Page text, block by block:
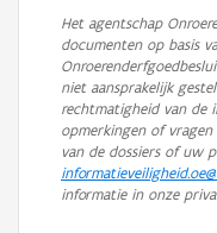
Het agentschap
documenten op basis
niet aansprakelijk
rechtmatigheid van de
opmerkingen of
van de dossiers of uw
informatie in onze